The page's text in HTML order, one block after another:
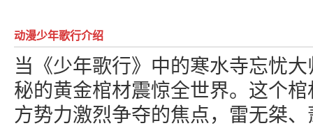
动漫少年歌行介绍
当《少年歌行》中的寒水寺忘忧
秘的黄金棺材震惊全世界。这个
方势力激烈争夺的焦点，雷无桀